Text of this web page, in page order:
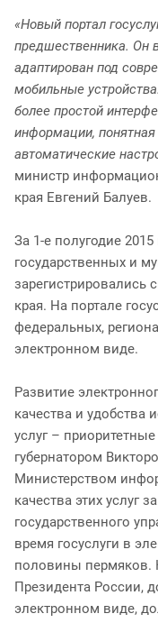
«Новый портал
предшественника. Он
адаптирован под
мобильные
более простой
информации, понятная
автоматические
министр
края Евгений Балуев.
За 1-е полугодие
государственных и
зарегистрировались
края. На портале
федеральных,
электронном виде.
Развитие
качества и удобства
услуг –
губернатором
Министерством
качества этих услуг
государственного
время госуслуги в
половины пермяков.
Президента России,
электронном виде,